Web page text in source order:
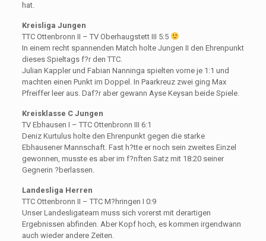
hat.
Kreisliga Jungen
TTC Ottenbronn II – TV Oberhaugstett III 5:5
In einem recht spannenden Match holte Jungen II den Ehrenpunkt
dieses Spieltags f?r den TTC.
Julian Kappler und Fabian Nanninga spielten vorne je 1:1 und
machten einen Punkt im Doppel. In Paarkreuz zwei ging Max
Pfreiffer leer aus. Daf?r aber gewann Ayse Keysan beide Spiele.
Kreisklasse C Jungen
TV Ebhausen I – TTC Ottenbronn III 6:1
Deniz Kurtulus holte den Ehrenpunkt gegen die starke
Ebhausener Mannschaft. Fast h?tte er noch sein zweites Einzel
gewonnen, musste es aber im f?nften Satz mit 18:20 seiner
Gegnerin ?berlassen.
Landesliga Herren
TTC Ottenbronn II – TTC M?hringen I 0:9
Unser Landesligateam muss sich vorerst mit derartigen
Ergebnissen abfinden. Aber Kopf hoch, es kommen irgendwann
auch wieder andere Zeiten.